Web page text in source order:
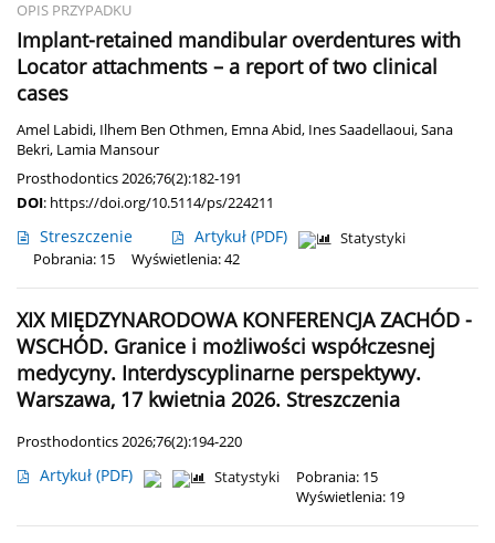
OPIS PRZYPADKU
Implant-retained mandibular overdentures with
Locator attachments – a report of two clinical
cases
Amel Labidi, Ilhem Ben Othmen, Emna Abid, Ines Saadellaoui,Sana
Bekri, Lamia Mansour
Prosthodontics 2026;76(2):182-191
DOI: https://doi.org/10.5114/ps/224211
Streszczenie Artykuł (PDF)
Statystyki
Pobrania: 15
Wyświetlenia: 42
XIX MIĘDZYNARODOWA KONFERENCJA ZACHÓD -
WSCHÓD. Granice i możliwości współczesnej
medycyny. Interdyscyplinarne perspektywy.
Warszawa, 17 kwietnia 2026. Streszczenia
Prosthodontics 2026;76(2):194-220
Artykuł (PDF) Statystyki
Pobrania: 15
Wyświetlenia: 19